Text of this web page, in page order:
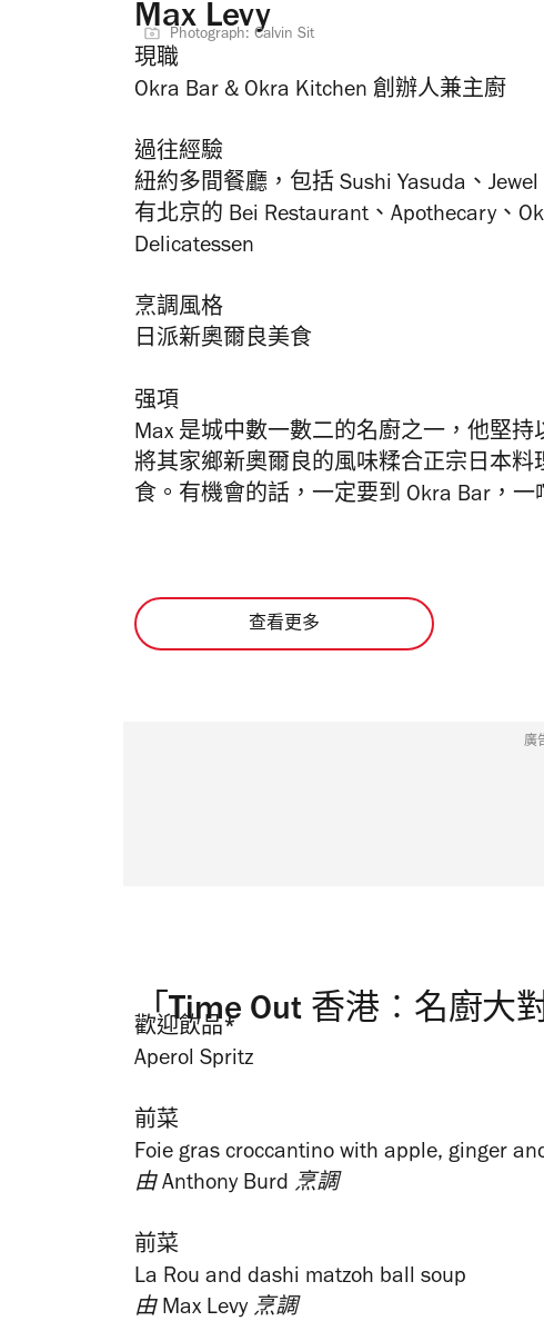
Max Levy
Photograph: Calvin Sit
現職
Okra Bar & Okra Kitchen 創辦人兼主廚
過往經驗
紐約多間餐廳，包括 Sushi Yasuda 、
有北京的 Bei Restaurant 、 Apothecary、
Delicatessen
烹調風格
日派新奧爾良美食
强項
Max 是城中數一數二的名廚之一，他堅持
將其家鄉新奧爾良的風味糅合正宗日本
食。有機會的話，一定要到 Okra Bar ，
查看更多
廣
「Time Out 香港︰名廚大
歡迎飲品*
Aperol Spritz
前菜
Foie gras croccantino with apple, ginger
由 Anthony Burd 烹調
前菜
La Rou and dashi matzoh ball soup
由 Max Levy 烹調